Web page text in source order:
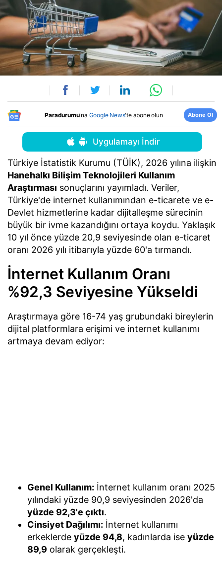
Paradurumu'na Google News'te abone olun Abone Ol
Uygulamayı İndir
Türkiye İstatistik Kurumu (TÜİK), 2026 yılına ilişkin
Hanehalkı Bilişim Teknolojileri Kullanım
Araştırması sonuçlarını yayımladı. Veriler,
Türkiye'de internet kullanımından e-ticarete ve e-
Devlet hizmetlerine kadar dijitalleşme sürecinin
büyük bir ivme kazandığını ortaya koydu. Yaklaşık
10 yıl önce yüzde 20,9 seviyesinde olan e-ticaret
oranı 2026 yılı itibarıyla yüzde 60'a tırmandı.
İnternet Kullanım Oranı
%92,3 Seviyesine Yükseldi
Araştırmaya göre 16-74 yaş grubundaki bireylerin
dijital platformlara erişimi ve internet kullanımı
artmaya devam ediyor:
Genel Kullanım: İnternet kullanım oranı 2025
yılındaki yüzde 90,9 seviyesinden 2026'da
yüzde 92,3'e çıktı.
Cinsiyet Dağılımı: İnternet kullanımı
erkeklerde yüzde 94,8, kadınlarda ise yüzde
89,9 olarak gerçekleşti.